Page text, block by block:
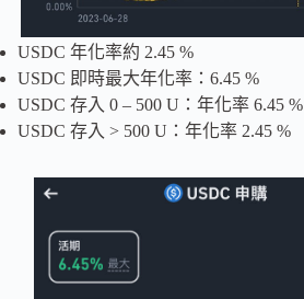
USDC 年化率約 2.45 %
USDC 即時最大年化率：6.45 %
USDC 存入 0 – 500 U：年化率 6.45 %
USDC 存入 > 500 U：年化率 2.45 %